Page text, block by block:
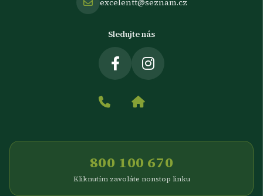
excelentt@seznam.cz
Sledujte nás
800 100 670
Kliknutím zavoláte nonstop linku